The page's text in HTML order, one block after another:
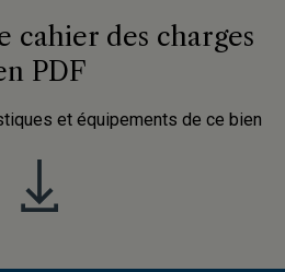
cahier des charges
PDF
et équipements de ce bien